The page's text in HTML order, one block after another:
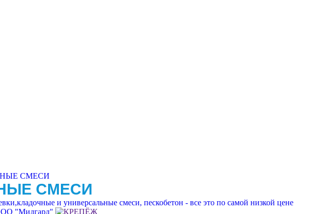
СМЕСИ
и универсальные смеси, пескобетон - все это по самой низкой цене
"Мидгард"